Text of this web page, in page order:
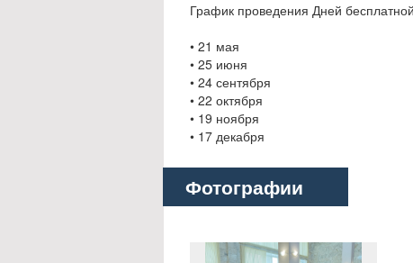
График проведения Дней
• 21 мая
• 25 июня
• 24 сентября
• 22 октября
• 19 ноября
• 17 декабря
Фотографии